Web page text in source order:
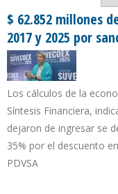
$ 62.852 millones
2017 y 2025 por
Los cálculos de la
Síntesis Financiera,
dejaron de ingresar se
35% por el descuento
PDVSA